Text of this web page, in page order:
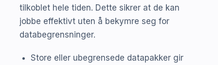
tilkoblet hele tiden. Dette sikrer at de kan
jobbe effektivt uten å bekymre seg for
databegrensninger.
Store eller ubegrensede datapakker gir